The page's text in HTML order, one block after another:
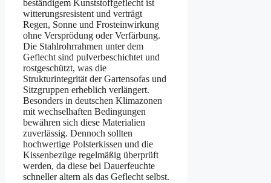
beständigem Kunststoffgeflecht ist
witterungsresistent und verträgt
Regen, Sonne und Frosteinwirkung
ohne Versprödung oder Verfärbung.
Die Stahlrohrrahmen unter dem
Geflecht sind pulverbeschichtet und
rostgeschützt, was die
Strukturintegrität der Gartensofas und
Sitzgruppen erheblich verlängert.
Besonders in deutschen Klimazonen
mit wechselhaften Bedingungen
bewähren sich diese Materialien
zuverlässig. Dennoch sollten
hochwertige Polsterkissen und die
Kissenbezüge regelmäßig überprüft
werden, da diese bei Dauerfeuchte
schneller altern als das Geflecht selbst.